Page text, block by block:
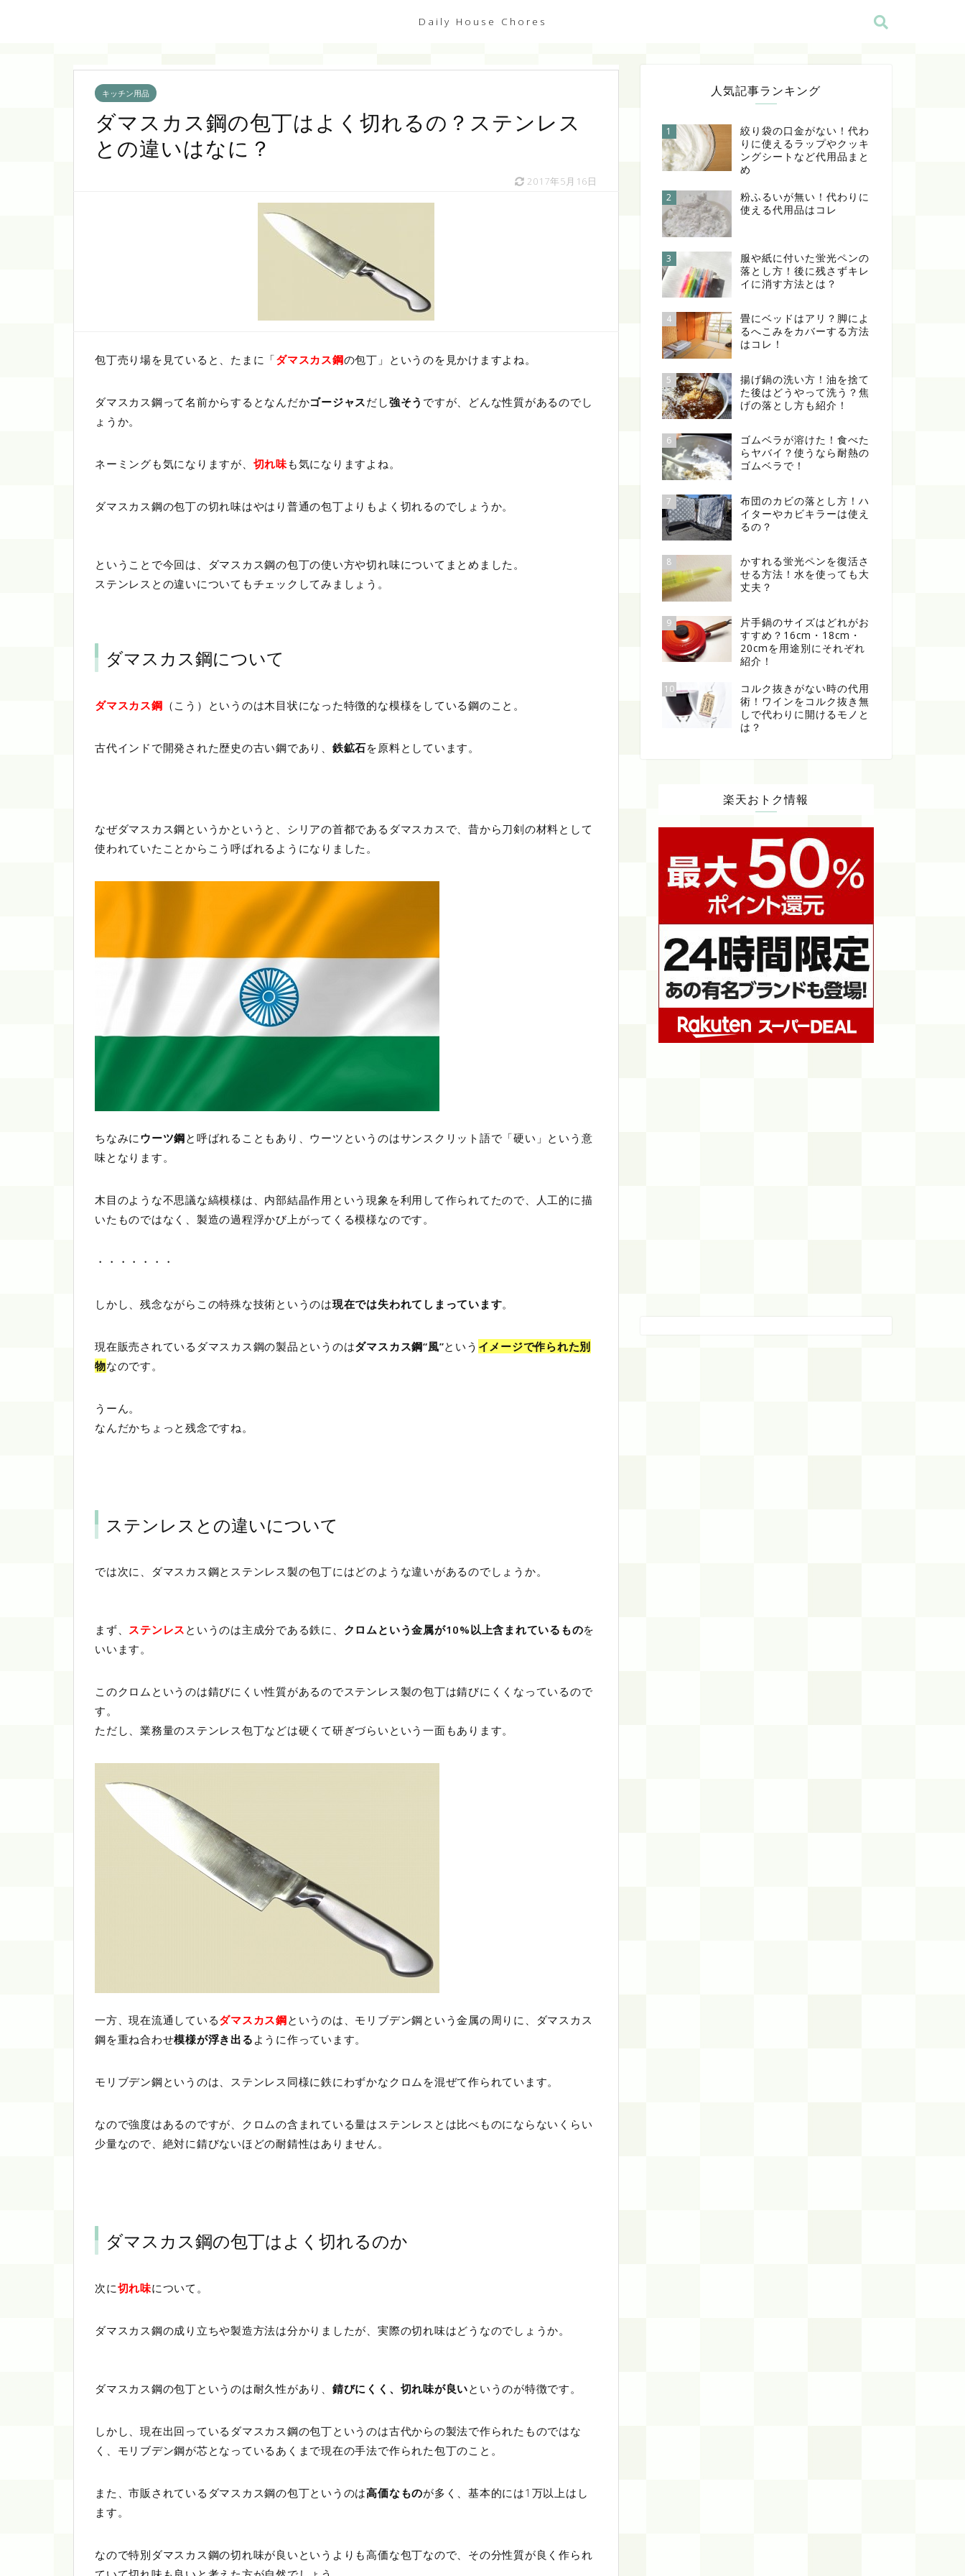
Daily House Chores
キッチン用品
ダマスカス鋼の包丁はよく切れるの？ステンレス
との違いはなに？
2017年5月16日
包丁売り場を見ていると、たまに「ダマスカス鋼の包丁」というのを見かけますよね。
ダマスカス鋼って名前からするとなんだかゴージャスだし強そう ですが、どんな性質があるのでし
ょうか。
ネーミングも気になりますが、 切れ味も気になりますよね。
ダマスカス鋼の包丁の切れ味はやはり普通の包丁よりもよく切れるのでしょうか。
ということで今回は、ダマスカス鋼の包丁の使い方や切れ味についてまとめました。
ステンレスとの違いについてもチェックしてみましょう。
ダマスカス鋼について
ダマスカス鋼 （こう）というのは木目状になった特徴的な模様をしている鋼のこと。
古代インドで開発された歴史の古い鋼であり、 鉄鉱石を原料としています。
なぜダマスカス鋼というかというと、シリアの首都であるダマスカスで、昔から刀剣の材料として
使われていたことからこう呼ばれるようになりました。
ちなみに ウーツ鋼と呼ばれることもあり、ウーツというのはサンスクリット語で「硬い」という意
味となります。
木目のような不思議な縞模様は、内部結晶作用という現象を利用して作られてたので、人工的に描
いたものではなく、製造の過程浮かび上がってくる模様なのです。
・・・・・・・
しかし、残念ながらこの特殊な技術というのは現在では失われてしまっています。
現在販売されているダマスカス鋼の製品というのはダマスカス鋼“風”という イメージで作られた別
物なのです。
うーん。
なんだかちょっと残念ですね。
ステンレスとの違いについて
では次に、ダマスカス鋼とステンレス製の包丁にはどのような違いがあるのでしょうか。
まず、 ステンレス というのは主成分である鉄に、 クロムという金属が10%以上含まれているものを
いいます。
このクロムというのは錆びにくい性質があるのでステンレス製の包丁は錆びにくくなっているので
す。
ただし、業務量のステンレス包丁などは硬くて研ぎづらいという一面もあります。
一方、現在流通しているダマスカス鋼というのは、モリブデン鋼という金属の周りに、ダマスカス
鋼を重ね合わせ模様が浮き出る ように作っています。
モリブデン鋼というのは、ステンレス同様に鉄にわずかなクロムを混ぜて作られています。
なので強度はあるのですが、クロムの含まれている量はステンレスとは比べものにならないくらい
少量なので、絶対に錆びないほどの耐錆性はありません。
ダマスカス鋼の包丁はよく切れるのか
次に切れ味について。
ダマスカス鋼の成り立ちや製造方法は分かりましたが、実際の切れ味はどうなのでしょうか。
ダマスカス鋼の包丁というのは耐久性があり、 錆びにくく、切れ味が良いというのが特徴です。
しかし、現在出回っているダマスカス鋼の包丁というのは古代からの製法で作られたものではな
く、モリブデン鋼が芯となっているあくまで現在の手法で作られた包丁のこと。
また、市販されているダマスカス鋼の包丁というのは高価なものが多く、基本的には1万以上はし
ます。
なので特別ダマスカス鋼の切れ味が良いというよりも高価な包丁なので、その分性質が良く作られ
人気記事ランキング
1
絞り袋の口金がない！代わ
りに使えるラップやクッキ
ングシートなど代用品まと
め
2
粉ふるいが無い！代わりに
使える代用品はコレ
3
服や紙に付いた蛍光ペンの
落とし方！後に残さずキレ
イに消す方法とは？
4
畳にベッドはアリ？脚によ
るへこみをカバーする方法
はコレ！
5
揚げ鍋の洗い方！油を捨て
た後はどうやって洗う？焦
げの落とし方も紹介！
6
ゴムベラが溶けた！食べた
らヤバイ？使うなら耐熱の
ゴムベラで！
7
布団のカビの落とし方！ハ
イターやカビキラーは使え
るの？
8
かすれる蛍光ペンを復活さ
せる方法！水を使っても大
丈夫？
9
片手鍋のサイズはどれがお
すすめ？16cm・18cm・
20cmを用途別にそれぞれ
紹介！
10
コルク抜きがない時の代用
術！ワインをコルク抜き無
しで代わりに開けるモノと
は？
楽天おトク情報